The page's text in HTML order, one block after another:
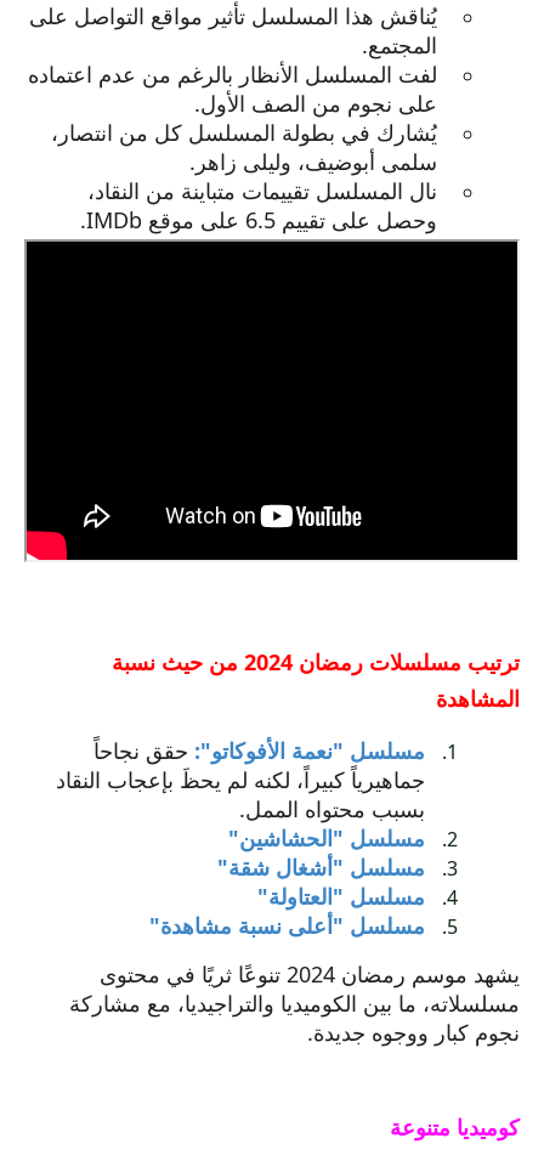
يُناقش هذا المسلسل تأثير مواقع التواصل على
المجتمع.
لفت المسلسل الأنظار بالرغم من عدم اعتماده
على نجوم من الصف الأول.
يُشارك في بطولة المسلسل كل من انتصار،
سلمى أبوضيف، وليلى زاهر.
نال المسلسل تقييمات متباينة من النقاد،
وحصل على تقييم 6.5 على موقع IMDb.
ترتيب مسلسلات رمضان 2024 من حيث نسبة
المشاهدة
مسلسل "نعمة الأفوكاتو": حقق نجاحاً
جماهيرياً كبيراً، لكنه لم يحظَ بإعجاب النقاد
بسبب محتواه الممل.
مسلسل "الحشاشين"
مسلسل "أشغال شقة"
مسلسل "العتاولة"
مسلسل "أعلى نسبة مشاهدة"
يشهد موسم رمضان 2024 تنوعًا ثريًا في محتوى
مسلسلاته، ما بين الكوميديا والتراجيديا، مع مشاركة
نجوم كبار ووجوه جديدة.
كوميديا متنوعة